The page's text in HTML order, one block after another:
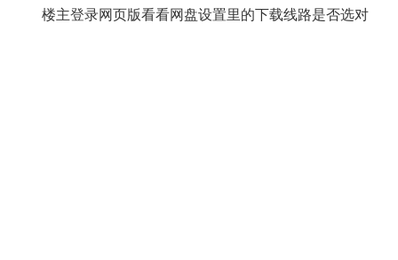
楼主登录网页版看看网盘设置里的下载线路是否选对